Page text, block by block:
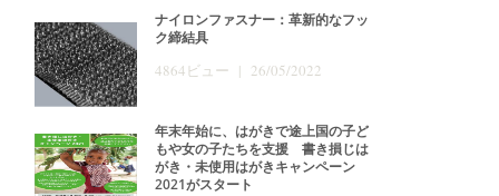
ナイロンファスナー：革新的なフッ
ク締結具
4864ビュー | 26/05/2022
年末年始に、はがきで途上国の子ど
もや女の子たちを支援 書き損じは
がき・未使用はがきキャンペーン
2021がスタート